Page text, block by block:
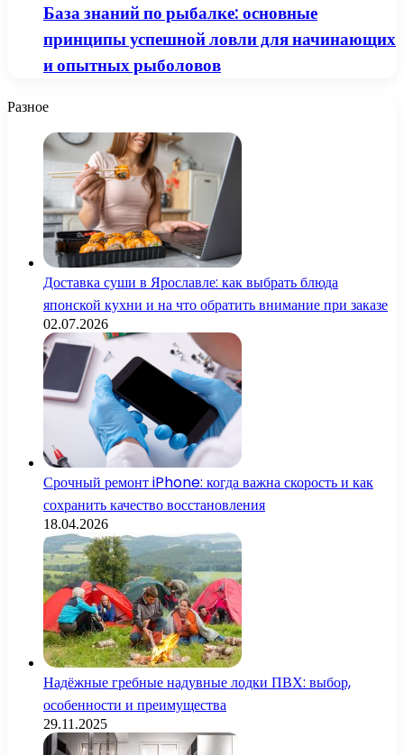
База знаний по рыбалке: основные
принципы успешной ловли для начинающих
и опытных рыболовов
Разное
Доставка суши в Ярославле: как выбрать блюда
японской кухни и на что обратить внимание при заказе
02.07.2026
Срочный ремонт iPhone: когда важна скорость и как
сохранить качество восстановления
18.04.2026
Надёжные гребные надувные лодки ПВХ: выбор,
особенности и преимущества
29.11.2025